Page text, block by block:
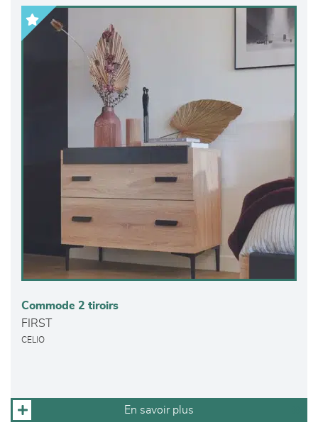
Commode 2 tiroirs
FIRST
CELIO
En savoir plus